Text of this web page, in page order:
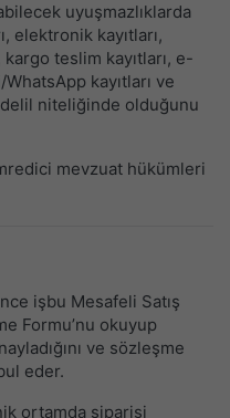
uyuşmazlıklarda
elektronik kayıtları,
kargo teslim kayıtları, e-
kayıtları ve
delil niteliğinde olduğunu
mevzuat hükümleri
işbu Mesafeli Satış
Formu’nu okuyup
ve sözleşme
eder.
ortamda siparişi